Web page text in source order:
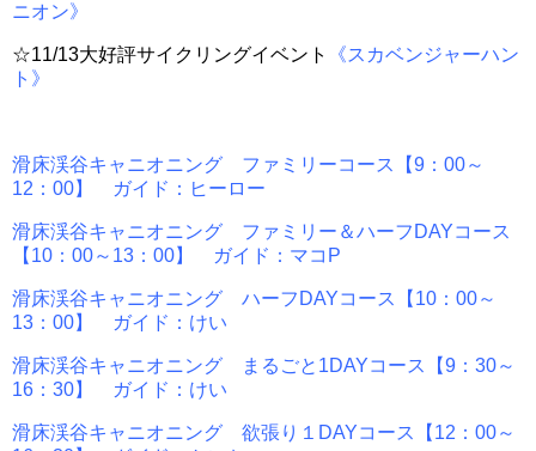
ニオン》
☆11/13大好評サイクリングイベント
《スカベンジャーハン
ト》
滑床渓谷キャニオニング ファミリーコース【9：00～
12：00】 ガイド：ヒーロー
滑床渓谷キャニオニング ファミリー＆ハーフDAYコース
【10：00～13：00】 ガイド：マコP
滑床渓谷キャニオニング ハーフDAYコース【10：00～
13：00】 ガイド：けい
滑床渓谷キャニオニング まるごと1DAYコース【9：30～
16：30】 ガイド：けい
滑床渓谷キャニオニング 欲張り１DAYコース【12：00～